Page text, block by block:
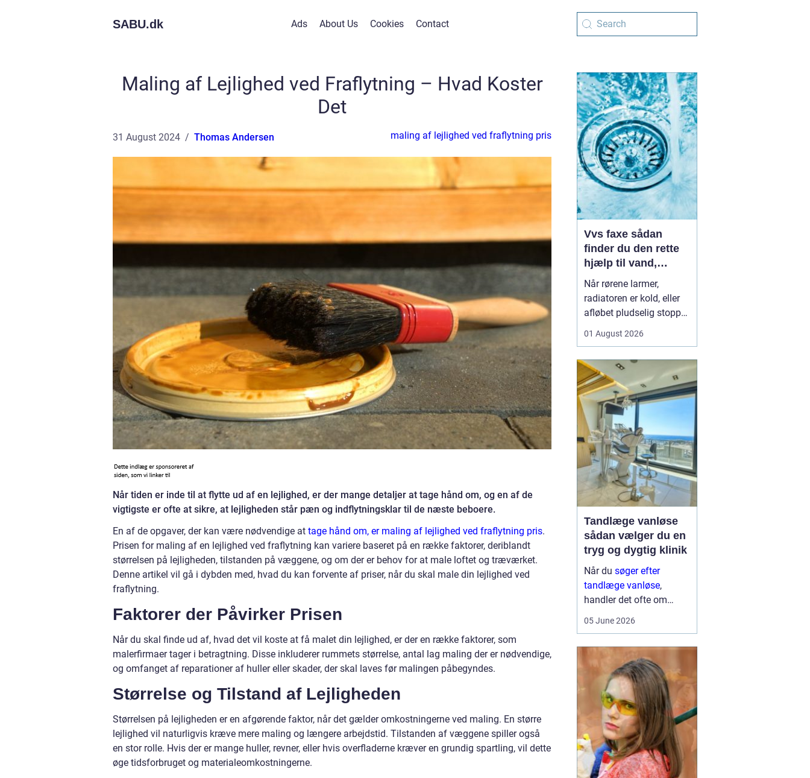
SABU.dk Ads About Us Cookies Contact
Maling af Lejlighed ved Fraflytning – Hvad Koster
Det
31 August 2024 Thomas Andersen maling af lejlighed ved fraflytning pris
Når tiden er inde til at flytte ud af en lejlighed, er der mange detaljer at tage hånd om, og en af de
vigtigste er ofte at sikre, at lejligheden står pæn og indflytningsklar til de næste beboere.
En af de opgaver, der kan være nødvendige at tage hånd om, er maling af lejlighed ved fraflytning pris.
Prisen for maling af en lejlighed ved fraflytning kan variere baseret på en række faktorer, deriblandt
størrelsen på lejligheden, tilstanden på væggene, og om der er behov for at male loftet og træværket.
Denne artikel vil gå i dybden med, hvad du kan forvente af priser, når du skal male din lejlighed ved
fraflytning.
Faktorer der Påvirker Prisen
Når du skal finde ud af, hvad det vil koste at få malet din lejlighed, er der en række faktorer, som
malerfirmaer tager i betragtning. Disse inkluderer rummets størrelse, antal lag maling der er nødvendige,
og omfanget af reparationer af huller eller skader, der skal laves før malingen påbegyndes.
Størrelse og Tilstand af Lejligheden
Størrelsen på lejligheden er en afgørende faktor, når det gælder omkostningerne ved maling. En større
lejlighed vil naturligvis kræve mere maling og længere arbejdstid. Tilstanden af væggene spiller også
en stor rolle. Hvis der er mange huller, revner, eller hvis overfladerne kræver en grundig spartling, vil dette
øge tidsforbruget og materialeomkostningerne.
Vvs faxe sådan
finder du den rette
hjælp til vand,
varme og sanitet
Når rørene larmer,
radiatoren er kold, eller
afløbet pludselig stopper
hvor vigtig en
er i hverdagen. I Faxe og
omegn spiller de lokale
VVS-installatører en
central rolle for både
boligejere og virks...
01 August 2026
Tandlæge vanløse
sådan vælger du en
tryg og dygtig klinik
Når du søger efter
tandlæge vanløse,
handler det ofte om
du kan føle dig tryg, blive
taget alvorligt og få
grundig behandling ...
05 June 2026